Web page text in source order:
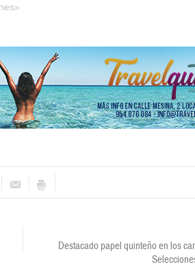
Destacado papel quinteño en los